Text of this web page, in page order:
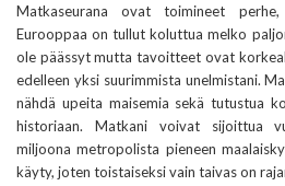
Matkaseurana ovat toimineet
Eurooppaa on tullut koluttua melko
ole päässyt mutta tavoitteet ovat
edelleen yksi suurimmista unelmistani.
nähdä upeita maisemia sekä tutustua
historiaan. Matkani voivat sijoittua
miljoona metropolista pieneen
käyty, joten toistaiseksi vain taivas on